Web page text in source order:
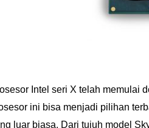
Intel seri X telah memulai
ini bisa menjadi pilihan
luar biasa. Dari tujuh model